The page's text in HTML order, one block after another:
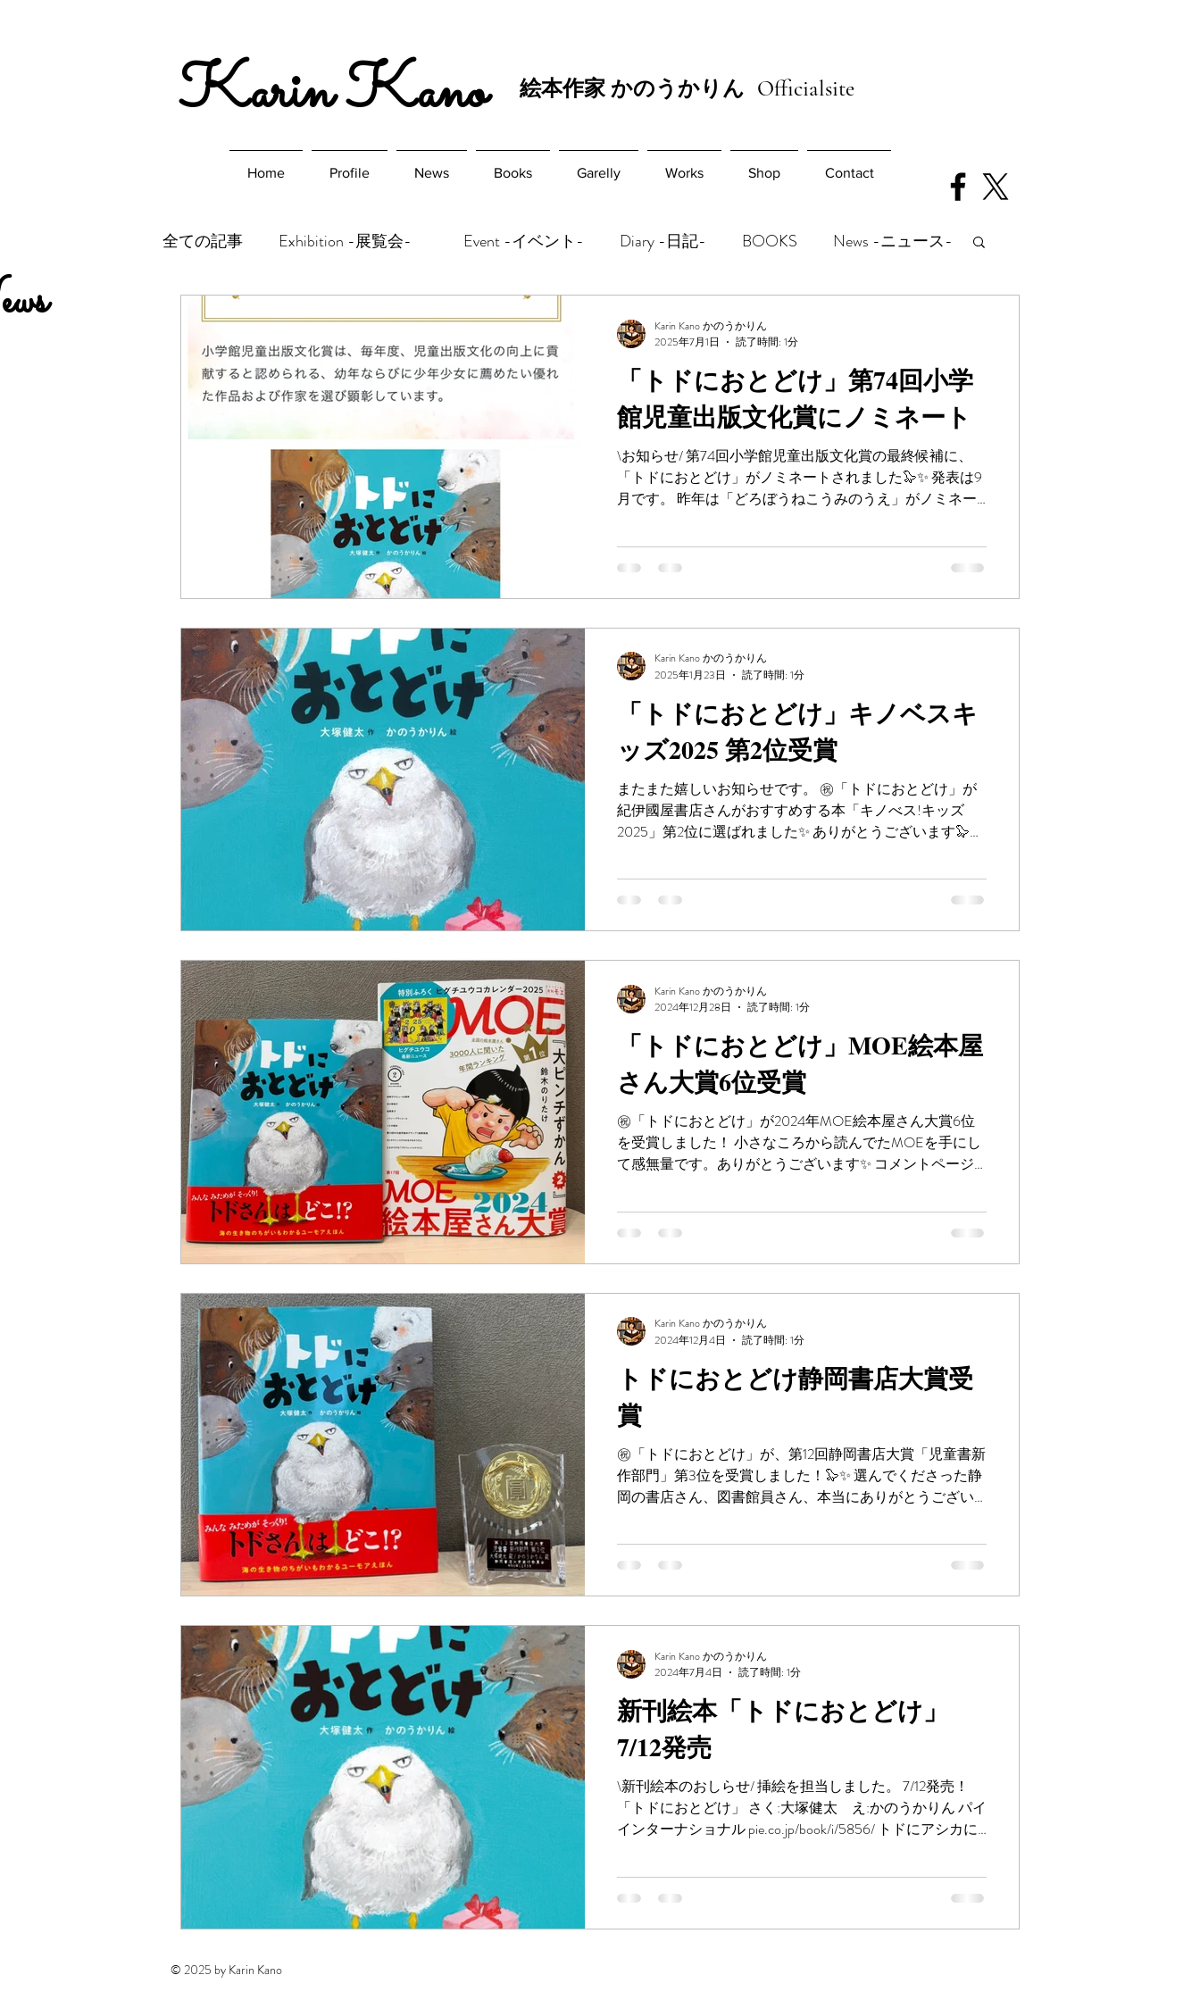
​Karin Kano 絵本作家 かのうかりん Officialsite
Home Profile News Books Garelly Works Shop Contact
全ての記事 Exhibition -展覧会- Event -イベント- Diary -日記- BOOKS News -ニュース-
「トドにおとどけ」第74回小学
館児童出版文化賞にノミネート
\お知らせ/ 第74回小学館児童出版文化賞の最終候補に、
「トドにおとどけ」がノミネートされました🦭✨ 発表は9
月です。 昨年は「どろぼうねこうみのうえ」がノミネー
https://sho.jp/cpc_award?fb...
Karin Kano かのうかりん
2025年7月1日
読了時間: 1分
「トドにおとどけ」キノベスキ
ッズ2025 第2位受賞
またまた嬉しいお知らせです。 ㊗️「トドにおとどけ」が
紀伊國屋書店さんがおすすめする本「キノべス!キッズ
2025」第2位に選ばれました✨ ありがとうございます🦭🎁
11月出版の児童書・絵本／第4回）...
Karin Kano かのうかりん
2025年1月23日
読了時間: 1分
「トドにおとどけ」MOE絵本屋
さん大賞6位受賞
㊗️「トドにおとどけ」が2024年MOE絵本屋さん大賞6位
を受賞しました！ 小さなころから読んでたMOEを手にし
て感無量です。ありがとうございます✨ コメントページ
ん大賞2024 #トドにおとどけ...
Karin Kano かのうかりん
2024年12月28日
読了時間: 1分
トドにおとどけ静岡書店大賞受
賞
㊗️「トドにおとどけ」が、第12回静岡書店大賞「児童書新
作部門」第3位を受賞しました！🦭✨ 選んでくださった静
岡の書店さん、図書館員さん、本当にありがとうござい
https://sstaisyou.eshizuoka.jp...
Karin Kano かのうかりん
2024年12月4日
読了時間: 1分
新刊絵本「トドにおとどけ」
7/12発売
\新刊絵本のおしらせ/ 挿絵を担当しました。 7/12発売！
「トドにおとどけ」 さく:大塚健太 え:かのうかりん パイ
インターナショナル pie.co.jp/book/i/5856/ トドにアシカに
話おもしろすぎます。...
Karin Kano かのうかりん
2024年7月4日
読了時間: 1分
© 2025 by Karin Kano